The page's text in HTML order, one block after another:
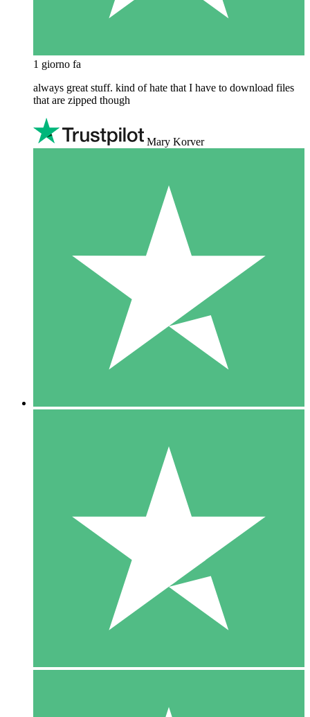
1 giorno fa
always great stuff. kind of hate that I have to download files
that are zipped though
Mary Korver